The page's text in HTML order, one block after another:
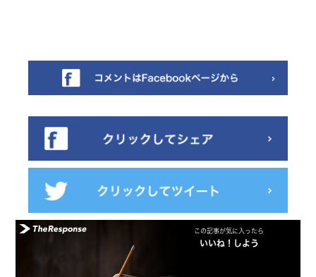
この記事が気に入ったら
いいね！しよう